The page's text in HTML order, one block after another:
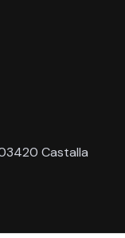
03420 Castalla